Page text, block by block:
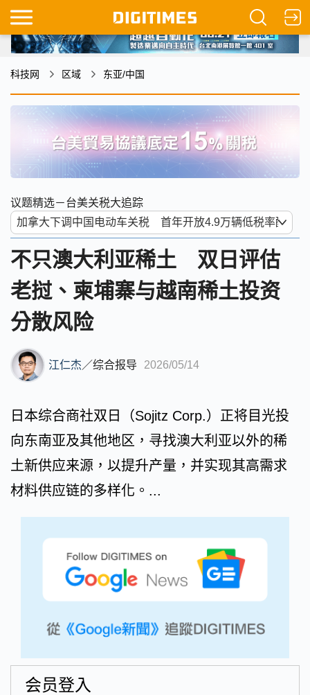
科技网 区域 东亚/中国
议题精选－台美关税大追踪
不只澳大利亚稀土 双日评估
老挝、柬埔寨与越南稀土投资
分散风险
江仁杰 ／综合报导 2026/05/14
日本综合商社双日（Sojitz Corp.）正将目光投
向东南亚及其他地区，寻找澳大利亚以外的稀
土新供应来源，以提升产量，并实现其高需求
材料供应链的多样化。...
会员登入